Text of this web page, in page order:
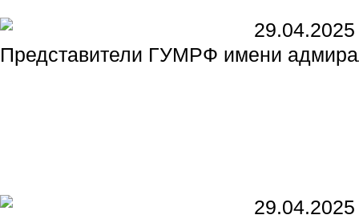
29.04.2025
Представители ГУМРФ имени
29.04.2025